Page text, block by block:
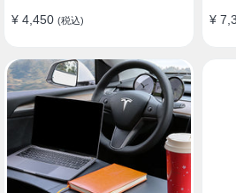
¥ 4,450 (税込) ¥